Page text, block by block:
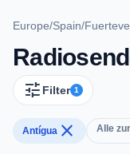
Europe/Spain/
tune Filter 1
Antígua close Alle